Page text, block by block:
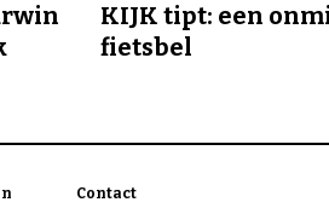
KIJK tipt: een
fietsbel
Contact